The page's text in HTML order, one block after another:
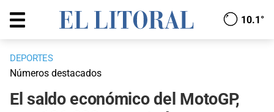
10.1°
DEPORTES
Números destacados
El saldo económico del MotoGP,